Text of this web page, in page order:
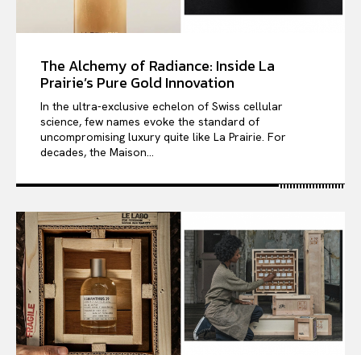
The Alchemy of Radiance: Inside La
Prairie’s Pure Gold Innovation
In the ultra-exclusive echelon of Swiss cellular
science, few names evoke the standard of
uncompromising luxury quite like La Prairie. For
decades, the Maison...